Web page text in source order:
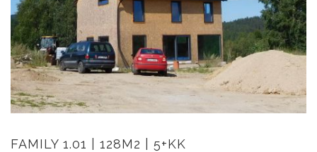
FAMILY 1.01 | 128M2 | 5+KK